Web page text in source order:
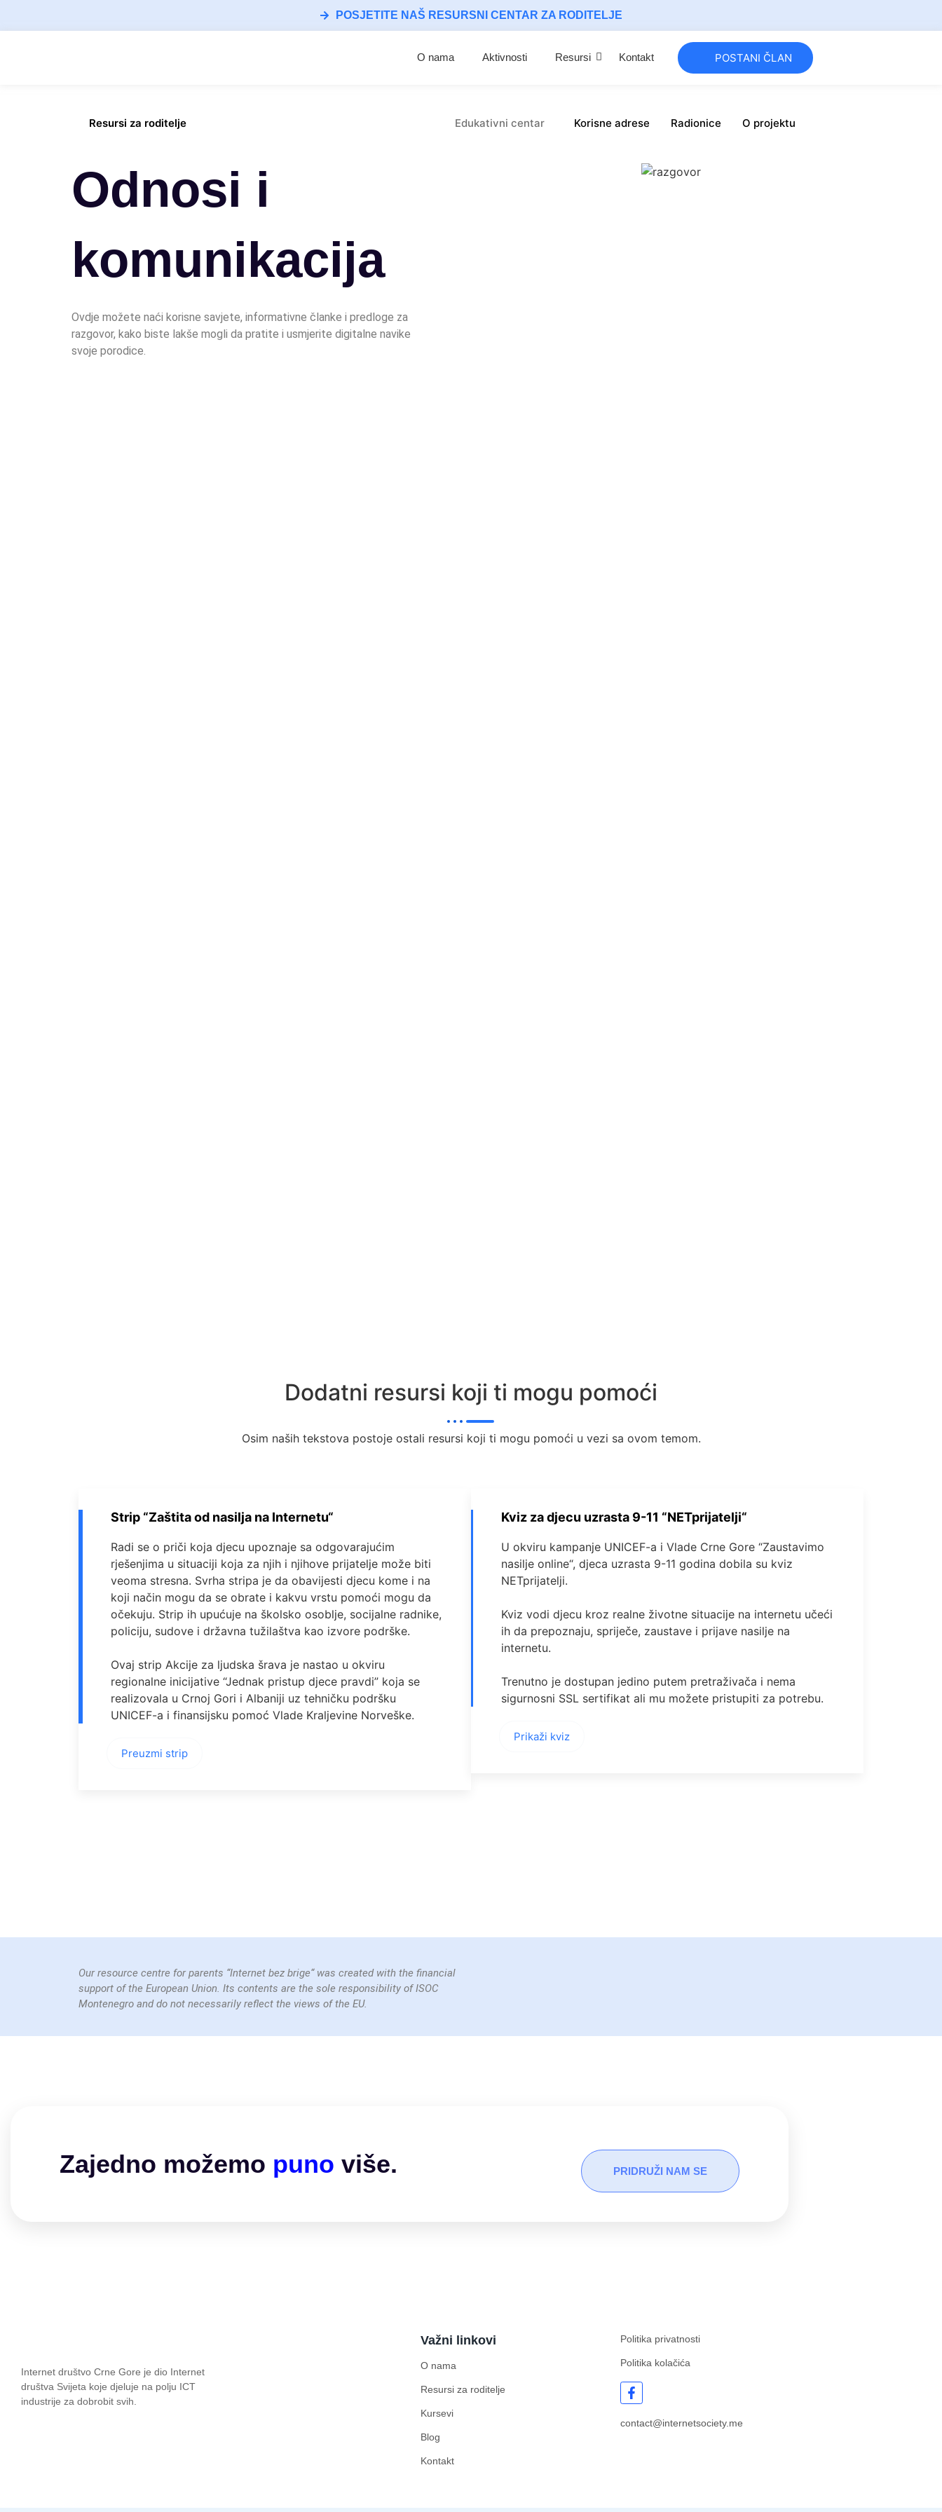
POSJETITE NAŠ RESURSNI CENTAR ZA RODITELJE
O nama Aktivnosti Resursi Kontakt POSTANI ČLAN
Resursi za roditelje Edukativni centar Korisne adrese Radionice O projektu
Odnosi i
komunikacija
Ovdje možete naći korisne savjete, informativne članke i predloge za
razgovor, kako biste lakše mogli da pratite i usmjerite digitalne navike
svoje porodice.
Dodatni resursi koji ti mogu pomoći
Osim naših tekstova postoje ostali resursi koji ti mogu pomoći u vezi sa ovom temom.
Strip “Zaštita od nasilja na Internetu“
Radi se o priči koja djecu upoznaje sa odgovarajućim
rješenjima u situaciji koja za njih i njihove prijatelje može biti
veoma stresna. Svrha stripa je da obavijesti djecu kome i na
koji način mogu da se obrate i kakvu vrstu pomoći mogu da
očekuju. Strip ih upućuje na školsko osoblje, socijalne radnike,
policiju, sudove i državna tužilaštva kao izvore podrške.
Ovaj strip Akcije za ljudska šrava je nastao u okviru
regionalne inicijative “Jednak pristup djece pravdi” koja se
realizovala u Crnoj Gori i Albaniji uz tehničku podršku
UNICEF-a i finansijsku pomoć Vlade Kraljevine Norveške.
Preuzmi strip
Kviz za djecu uzrasta 9-11 “NETprijatelji“
U okviru kampanje UNICEF-a i Vlade Crne Gore “Zaustavimo
nasilje online“, djeca uzrasta 9-11 godina dobila su kviz
NETprijatelji.
Kviz vodi djecu kroz realne životne situacije na internetu učeći
ih da prepoznaju, spriječe, zaustave i prijave nasilje na
internetu.
Trenutno je dostupan jedino putem pretraživača i nema
sigurnosni SSL sertifikat ali mu možete pristupiti za potrebu.
Prikaži kviz
Our resource centre for parents “Internet bez brige“ was created with the financial
support of the European Union. Its contents are the sole responsibility of ISOC
Montenegro and do not necessarily reflect the views of the EU.
Zajedno možemo​ puno više. PRIDRUŽI NAM SE
Internet društvo Crne Gore je dio Internet
društva Svijeta koje djeluje na polju ICT
industrije za dobrobit svih.
Važni linkovi
O nama
Resursi za roditelje
Kursevi
Blog
Kontakt
Politika privatnosti
Politika kolačića
contact@internetsociety.me